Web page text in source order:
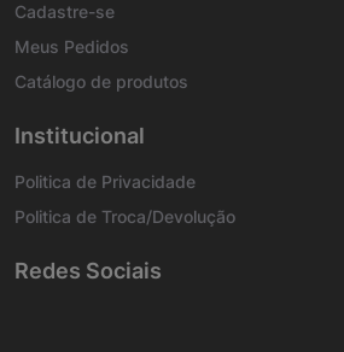
Cadastre-se
Meus Pedidos
Catálogo de produtos
Institucional
Politica de Privacidade
Politica de Troca/Devolução
Redes Sociais